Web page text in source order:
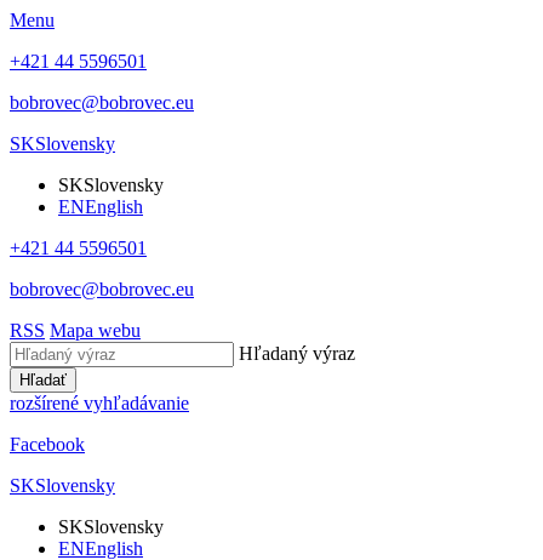
Menu
+421 44 5596501
bobrovec@bobrovec.eu
SKSlovensky
SKSlovensky
ENEnglish
+421 44 5596501
bobrovec@bobrovec.eu
RSS Mapa webu
Hľadaný výraz
Hľadať
rozšírené vyhľadávanie
Facebook
SKSlovensky
SKSlovensky
ENEnglish